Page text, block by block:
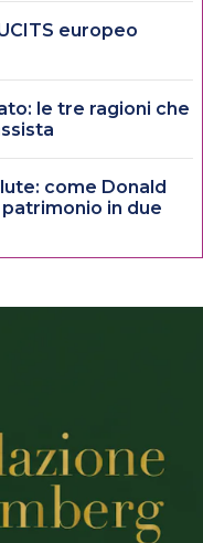
europeo
le tre ragioni che
come Donald
in due